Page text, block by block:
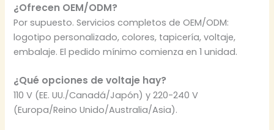
¿Ofrecen OEM/ODM?
Por supuesto. Servicios completos de OEM/ODM:
logotipo personalizado, colores, tapicería, voltaje,
embalaje. El pedido mínimo comienza en 1 unidad.
¿Qué opciones de voltaje hay?
110 V (EE. UU./Canadá/Japón) y 220-240 V
(Europa/Reino Unido/Australia/Asia).